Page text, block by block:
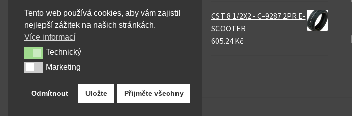
CST 8 1/2X2 - C-9287 2PR E-
SCOOTER
605.24 Kč
Tento web používá cookies, aby vám zajistil
nejlepší zážitek na našich stránkách.
Více informací
TechnickýTechnický
MarketingMarketing
Odmítnout Uložte Přijměte všechny